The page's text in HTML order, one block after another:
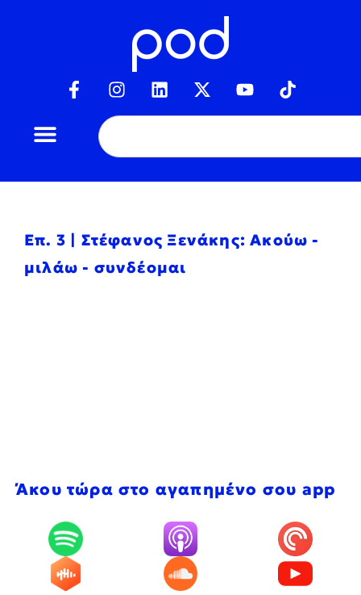
Επ. 3 | Στέφανος Ξενάκης: Ακούω -
μιλάω - συνδέομαι
Άκου τώρα στο αγαπημένο σου app